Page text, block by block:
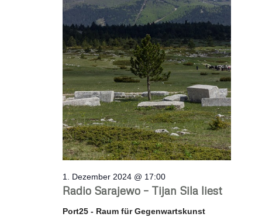
Radio Sarajewo – Tijan Sila liest
1. Dezember 2024 @ 17:00
Port25 - Raum für Gegenwartskunst